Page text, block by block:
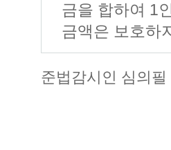
금을 합하여 1
금액은 보호하
준법감시인 심의